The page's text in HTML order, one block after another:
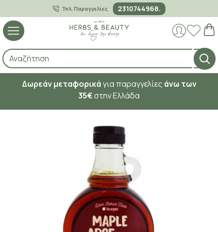
Τηλ. Παραγγελίες 2310744968.
Δωρεάν μεταφορικάγια παραγγελίες άνω των
35€στην Ελλάδα